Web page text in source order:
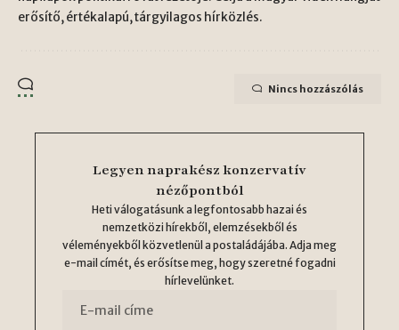
erősítő, értékalapú, tárgyilagos hírközlés.
Nincs hozzászólás
Legyen naprakész konzervatív
nézőpontból
Heti válogatásunk a legfontosabb hazai és
nemzetközi hírekből, elemzésekből és
véleményekből közvetlenül a postaládájába. Adja meg
e-mail címét, és erősítse meg, hogy szeretné fogadni
hírlevelünket.